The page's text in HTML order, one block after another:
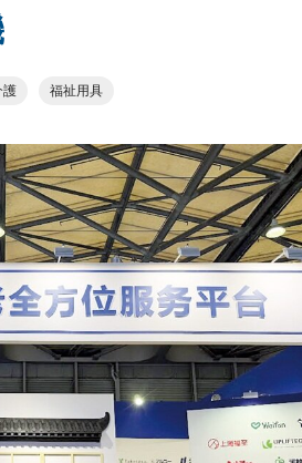
護 福祉用具